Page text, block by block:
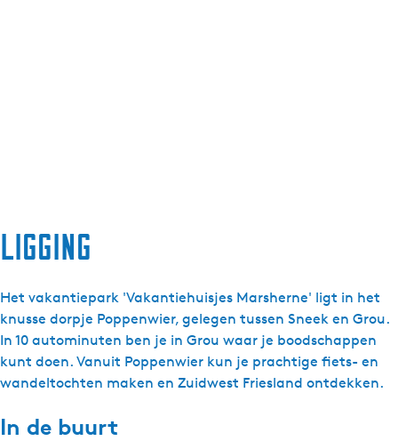
Ligging
Het vakantiepark 'Vakantiehuisjes Marsherne' ligt in het
knusse dorpje Poppenwier, gelegen tussen Sneek en Grou.
In 10 autominuten ben je in Grou waar je boodschappen
kunt doen. Vanuit Poppenwier kun je prachtige fiets- en
wandeltochten maken en Zuidwest Friesland ontdekken.
In de buurt